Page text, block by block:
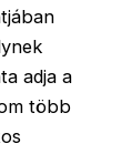
adja a
több